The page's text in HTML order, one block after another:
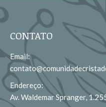
CONTATO
Email:
Endereço:
Av. Waldemar Spranger,